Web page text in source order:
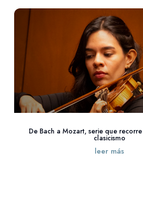
De Bach a Mozart, serie que
clasicismo
leer más